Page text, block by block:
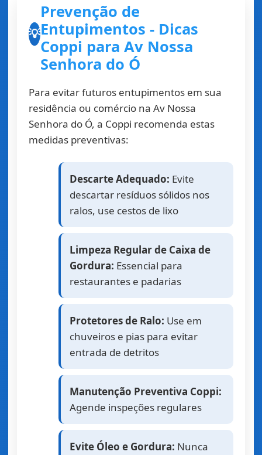
💡
Prevenção de
Entupimentos - Dicas
Coppi para Av Nossa
Senhora do Ó
Para evitar futuros entupimentos em sua
residência ou comércio na Av Nossa
Senhora do Ó, a Coppi recomenda estas
medidas preventivas:
Descarte Adequado: Evite
descartar resíduos sólidos nos
ralos, use cestos de lixo
Limpeza Regular de Caixa de
Gordura: Essencial para
restaurantes e padarias
Protetores de Ralo: Use em
chuveiros e pias para evitar
entrada de detritos
Manutenção Preventiva Coppi:
Agende inspeções regulares
Evite Óleo e Gordura: Nunca